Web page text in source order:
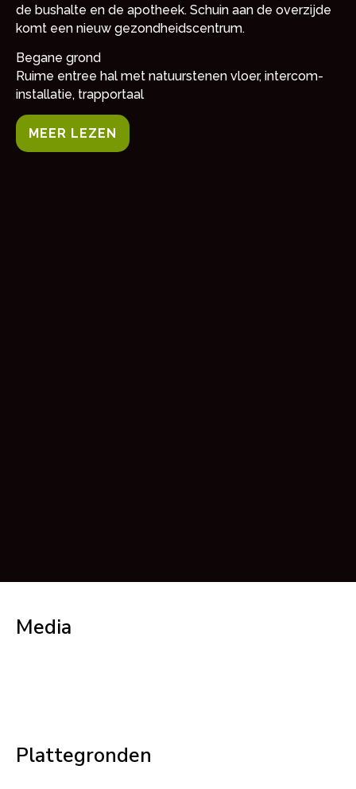
de bushalte en de apotheek. Schuin aan de overzijde
komt een nieuw gezondheidscentrum.
Begane grond
Ruime entree hal met natuurstenen vloer, intercom-
installatie, trapportaal
MEER LEZEN
Media
Plattegronden